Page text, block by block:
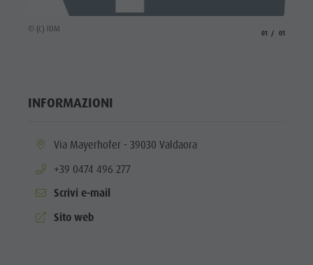
Shopping
© (c) IDM
01 01
INFORMAZIONI
aria.location:
Via Mayerhofer - 39030 Valdaora
aria.phone:
+39 0474 496 277
Scrivi e-mail
aria.website:
Sito web